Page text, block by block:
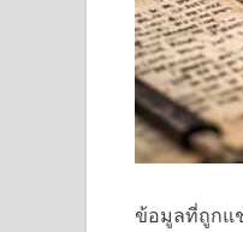
ข้อมูลที่ถูกแช